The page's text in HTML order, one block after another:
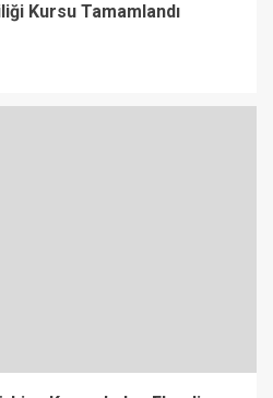
Kursu Tamamlandı